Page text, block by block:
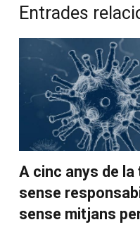
Entrades
A cinc anys de la
sense
sense mitjans